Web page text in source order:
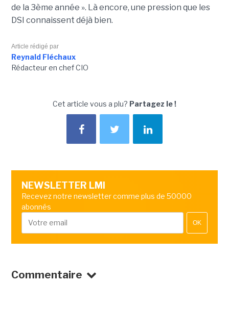
de la 3ème année ». Là encore, une pression que les
DSI connaissent déjà bien.
Article rédigé par
Reynald Fléchaux
Rédacteur en chef CIO
Cet article vous a plu? Partagez le !
NEWSLETTER LMI
Recevez notre newsletter comme plus de 50000
abonnés
OK
Commentaire